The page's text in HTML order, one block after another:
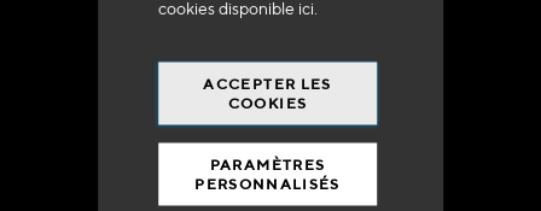
cookies disponible ici
ACCEPTER LES
COOKIES
PARAMÈTRES
PERSONNALISÉS
90% du catalogue
en disponibilité
immédiate